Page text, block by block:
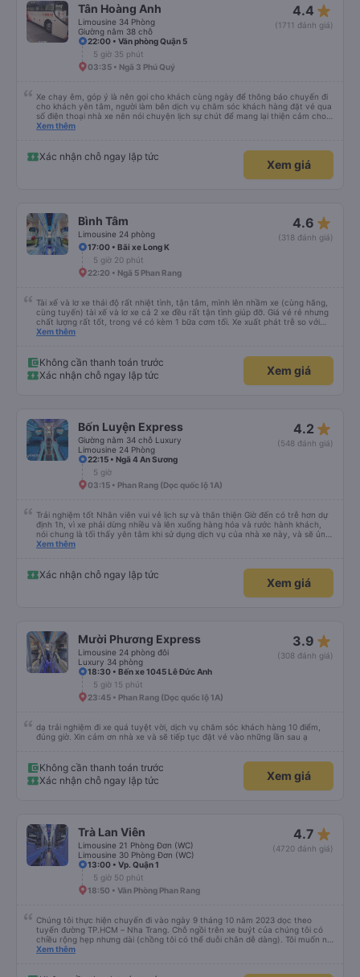
Tân Hoàng Anh
Limousine 34 Phòng
Giường nằm 38 chỗ
4.4 star_rate
(1711 đánh giá)
22:00 • Văn phòng Quận 5
5 giờ 35 phút
03:35 • Ngã 3 Phú Quý
Xe chạy êm, góp ý là nên gọi cho khách cùng ngày để thông báo chuyến đi
cho khách yên tâm, người làm bên dịch vụ chăm sóc khách hàng đặt vé qua
số điện thoại nhà xe nên nói chuyện lịch sự chút để mang lại thiện cảm cho
khách hàng
Xem thêm
Xác nhận chỗ ngay lập tức
Xem giá
Bình Tâm
Limousine 24 phòng
4.6 star_rate
(318 đánh giá)
17:00 • Bãi xe Long K
5 giờ 20 phút
22:20 • Ngã 5 Phan Rang
Tài xế và lơ xe thái độ rất nhiệt tình, tận tâm, mình lên nhầm xe (cùng hãng,
cùng tuyến) tài xế và lơ xe cả 2 xe đều rất tận tình giúp đỡ. Giá vé rẻ nhưng
chất lượng rất tốt, trong vé có kèm 1 bữa cơm tối. Xe xuất phát trễ so với
trên app 45p, nhưng do bão nên trời mưa rất to, có thể thông cảm được.
Xem thêm
Không cần thanh toán trước
Xác nhận chỗ ngay lập tức
Xem giá
Bốn Luyện Express
Giường nằm 34 chỗ Luxury
Limousine 24 Phòng
4.2 star_rate
(548 đánh giá)
22:15 • Ngã 4 An Sương
5 giờ
03:15 • Phan Rang (Dọc quốc lộ 1A)
Trải nghiệm tốt Nhân viên vui vẻ lịch sự và thân thiện Giờ đến có trễ hơn dự
định 1h, vì xe phải dừng nhiều và lên xuống hàng hóa và rước hành khách,
nói chung là tối thấy yên tâm khi sử dụng dịch vụ của nhà xe này, và sẽ ủng
hộ và giới thiệu cho người thân sử dụng dịch vụ của nhà xe này
Xem thêm
Xác nhận chỗ ngay lập tức
Xem giá
Mười Phương Express
Limousine 24 phòng đôi
Luxury 34 phòng
3.9 star_rate
(308 đánh giá)
18:30 • Bến xe 1045 Lê Đức Anh
5 giờ 15 phút
23:45 • Phan Rang (Dọc quốc lộ 1A)
dạ trải nghiệm đi xe quá tuyệt vời, dịch vụ chăm sóc khách hàng 10 điểm,
đúng giờ. Xin cảm ơn nhà xe và sẽ tiếp tục đặt vé vào những lần sau ạ
Không cần thanh toán trước
Xác nhận chỗ ngay lập tức
Xem giá
Trà Lan Viên
Limousine 21 Phòng Đơn (WC)
Limousine 30 Phòng Đơn (WC)
4.7 star_rate
(4720 đánh giá)
13:00 • Vp. Quận 1
5 giờ 50 phút
18:50 • Văn Phòng Phan Rang
Chúng tôi thực hiện chuyến đi vào ngày 9 tháng 10 năm 2023 dọc theo
tuyến đường TP.HCM – Nha Trang. Chỗ ngồi trên xe buýt của chúng tôi có
chiều rộng hẹp nhưng dài (chồng tôi có thể duỗi chân dễ dàng). Tôi muốn nói
lời cảm ơn sâu sắc đến các tài xế xe buýt. chúng tôi đến từ Thành phố Hồ
Xem thêm